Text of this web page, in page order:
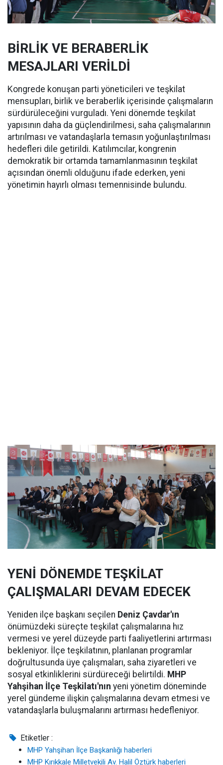
BİRLİK VE BERABERLİK
MESAJLARI VERİLDİ
Kongrede konuşan parti yöneticileri ve teşkilat
mensupları, birlik ve beraberlik içerisinde çalışmaların
sürdürüleceğini vurguladı. Yeni dönemde teşkilat
yapısının daha da güçlendirilmesi, saha çalışmalarının
artırılması ve vatandaşlarla temasın yoğunlaştırılması
hedefleri dile getirildi. Katılımcılar, kongrenin
demokratik bir ortamda tamamlanmasının teşkilat
açısından önemli olduğunu ifade ederken, yeni
yönetimin hayırlı olması temennisinde bulundu.
YENİ DÖNEMDE TEŞKİLAT
ÇALIŞMALARI DEVAM EDECEK
Yeniden ilçe başkanı seçilen Deniz Çavdar'ın
önümüzdeki süreçte teşkilat çalışmalarına hız
vermesi ve yerel düzeyde parti faaliyetlerini artırması
bekleniyor. İlçe teşkilatının, planlanan programlar
doğrultusunda üye çalışmaları, saha ziyaretleri ve
sosyal etkinliklerini sürdüreceği belirtildi. MHP
Yahşihan İlçe Teşkilatı'nın yeni yönetim döneminde
yerel gündeme ilişkin çalışmalarına devam etmesi ve
vatandaşlarla buluşmalarını artırması hedefleniyor.
Etiketler :
MHP Yahşihan İlçe Başkanlığı haberleri
MHP Kırıkkale Milletvekili Av. Halil Öztürk haberleri